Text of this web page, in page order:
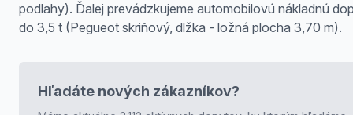
podlahy). Ďalej prevádzkujeme automobilovú nákladnú
do 3,5 t (Pegueot skriňový, dlžka - ložná plocha 3,70 m).
Hľadáte nových zákazníkov?